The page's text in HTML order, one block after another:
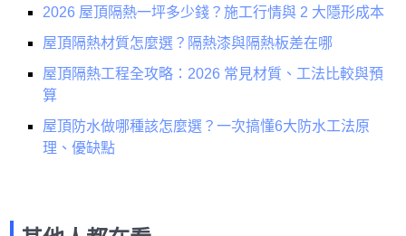
2026 屋頂隔熱一坪多少錢？施工行情與 2 大隱形成本
屋頂隔熱材質怎麼選？隔熱漆與隔熱板差在哪
屋頂隔熱工程全攻略：2026 常見材質、工法比較與預
算
屋頂防水做哪種該怎麼選？一次搞懂6大防水工法原
理、優缺點